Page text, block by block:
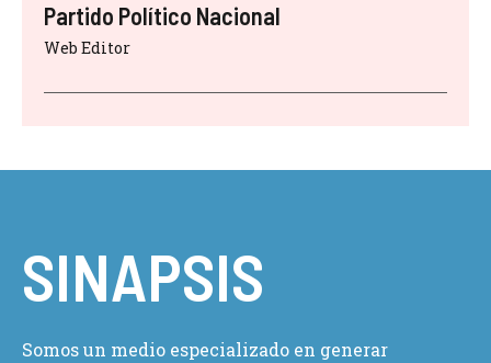
Partido Político Nacional
Web Editor
SINAPSIS
Somos un medio especializado en generar